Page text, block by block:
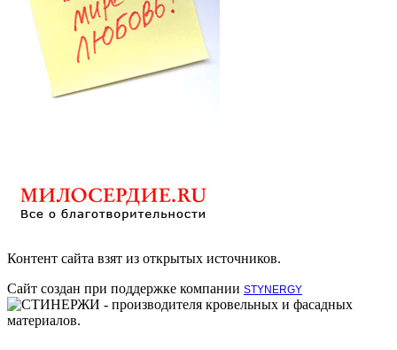
Контент сайта взят из открытых источников.
Сайт создан при поддержке компании STYNERGY
- производителя кровельных и фасадных
материалов.